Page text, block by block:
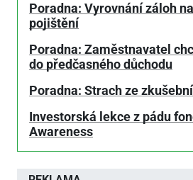
Poradna: Vyrovnání záloh
pojištění
Poradna: Zaměstnavatel
do předčasného důchodu
Poradna: Strach ze
Investorská lekce z pádu
Awareness